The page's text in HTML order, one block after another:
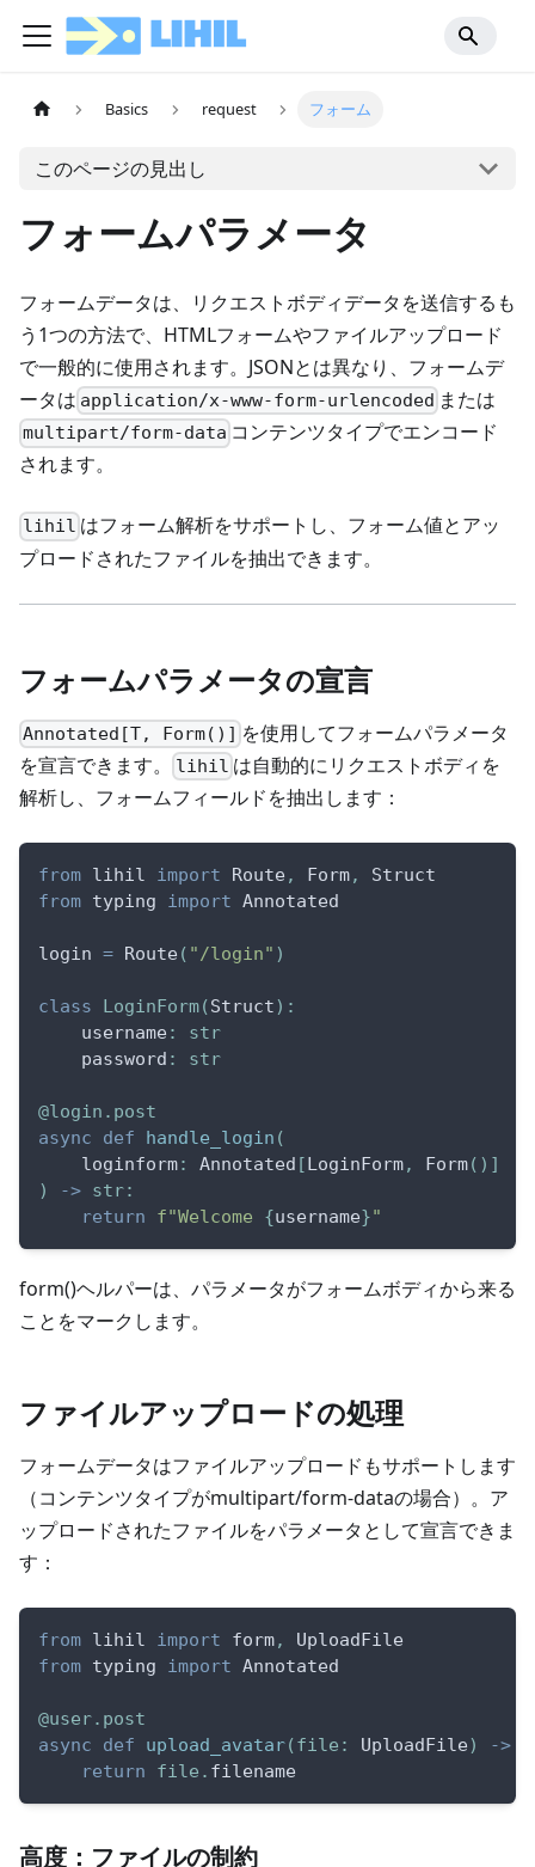
Basics request フォーム
このページの見出し
フォームパラメータ
フォームデータは、リクエストボディデータを送信するも
う1つの方法で、HTMLフォームやファイルアップロード
で一般的に使用されます。JSONとは異なり、フォームデ
ータは application/x-www-form-urlencoded または
multipart/form-data コンテンツタイプでエンコード
されます。
lihil はフォーム解析をサポートし、フォーム値とアッ
プロードされたファイルを抽出できます。
フォームパラメータの宣言
Annotated[T, Form()] を使用してフォームパラメータ
を宣言できます。
lihil は自動的にリクエストボディを
解析し、フォームフィールドを抽出します：
from lihil import Route , Form,
Struct
from typing import Annotated
login = Route ( "/login" )
class LoginForm(Struct) :
    username
:
str
    password
: str
@login . post
async
def handle_login (
    loginform
: Annotated [LoginForm, Form( ) ]
)
-> str:
return
f"Welcome {username}"
form()ヘルパーは、パラメータがフォームボディから来る
ことをマークします。
ファイルアップロードの処理
フォームデータはファイルアップロードもサポートします
（コンテンツタイプがmultipart/form-dataの場合）。ア
ップロードされたファイルをパラメータとして宣言できま
す：
from lihil import form,
UploadFile
from typing import Annotated
@user. post
async
def upload_avatar(file : UploadFile) ->
return
file . filename
高度：ファイルの制約